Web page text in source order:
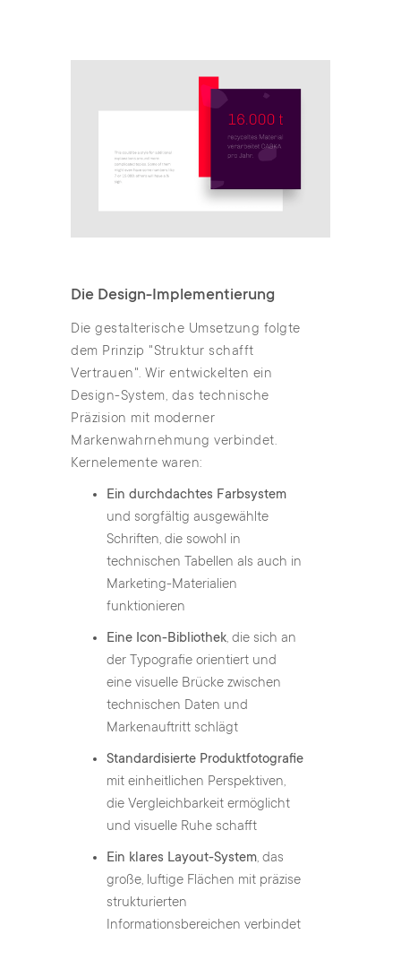
Die Design-Implementierung
Die gestalterische Umsetzung folgte
dem Prinzip "Struktur schafft
Vertrauen". Wir entwickelten ein
Design-System, das technische
Präzision mit moderner
Markenwahrnehmung verbindet.
Kernelemente waren:
Ein durchdachtes Farbsystem
und sorgfältig ausgewählte
Schriften, die sowohl in
technischen Tabellen als auch in
Marketing-Materialien
funktionieren
Eine Icon-Bibliothek, die sich an
der Typografie orientiert und
eine visuelle Brücke zwischen
technischen Daten und
Markenauftritt schlägt
Standardisierte Produktfotografie
mit einheitlichen Perspektiven,
die Vergleichbarkeit ermöglicht
und visuelle Ruhe schafft
Ein klares Layout-System, das
große, luftige Flächen mit präzise
strukturierten
Informationsbereichen verbindet